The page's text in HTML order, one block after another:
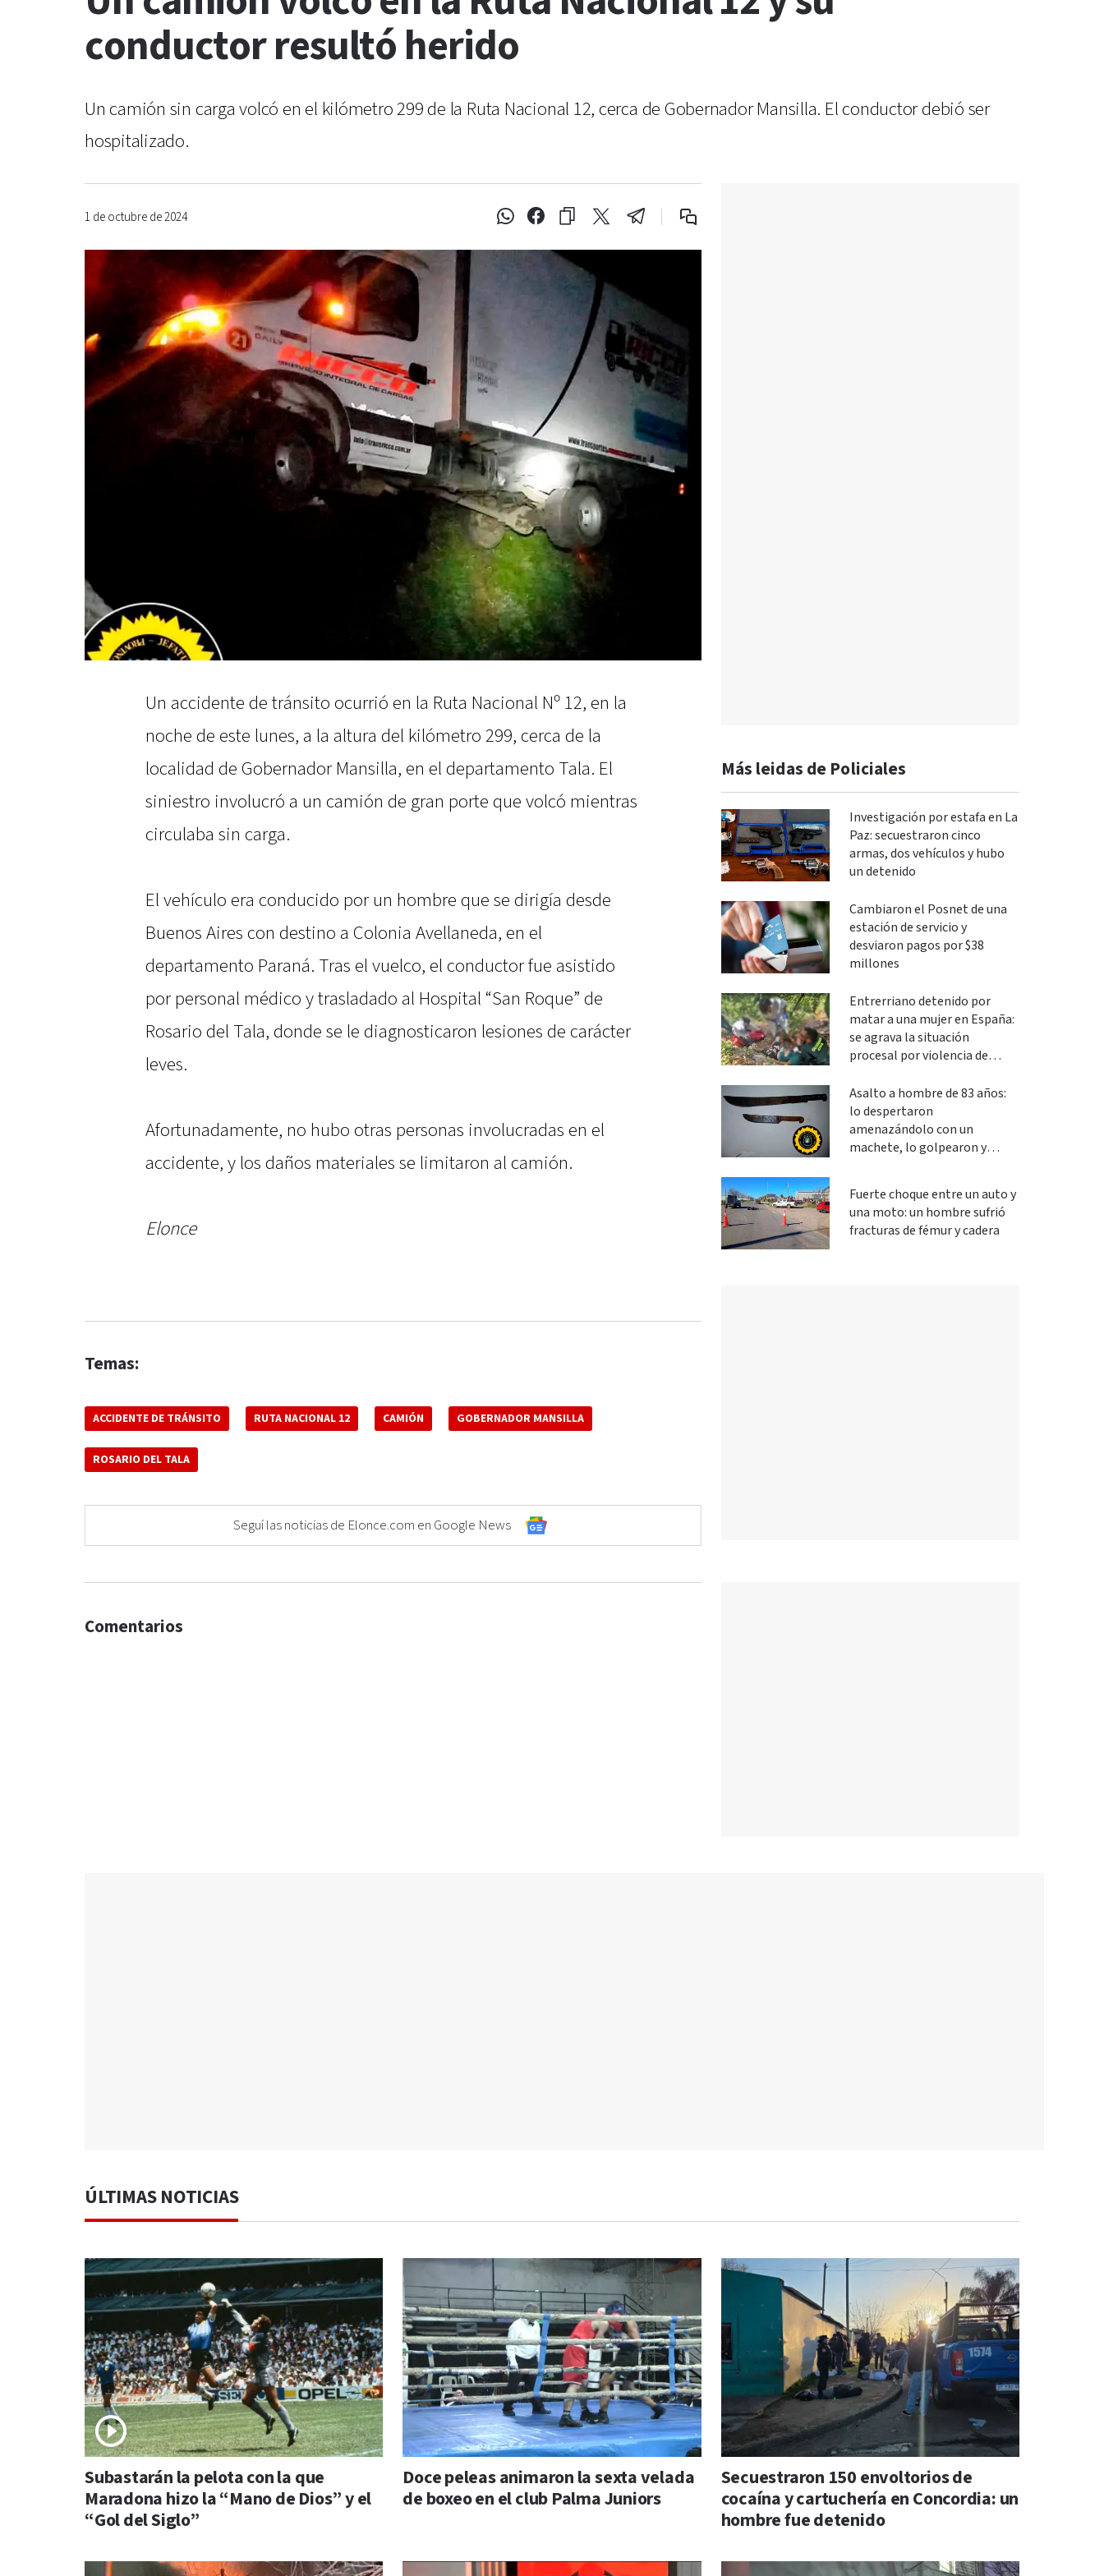
conductor resultó herido
Un camión sin carga volcó en el kilómetro 299 de la Ruta Nacional 12, cerca de Gobernador Mansilla. El conductor debió ser
hospitalizado.
1 de octubre de 2024
Un accidente de tránsito ocurrió en la Ruta Nacional Nº 12, en la
noche de este lunes, a la altura del kilómetro 299, cerca de la
localidad de Gobernador Mansilla, en el departamento Tala. El
siniestro involucró a un camión de gran porte que volcó mientras
circulaba sin carga.
El vehículo era conducido por un hombre que se dirigía desde
Buenos Aires con destino a Colonia Avellaneda, en el
departamento Paraná. Tras el vuelco, el conductor fue asistido
por personal médico y trasladado al Hospital “San Roque” de
Rosario del Tala, donde se le diagnosticaron lesiones de carácter
leves.
Afortunadamente, no hubo otras personas involucradas en el
accidente, y los daños materiales se limitaron al camión.
Elonce
Temas:
ACCIDENTE DE TRÁNSITO RUTA NACIONAL 12 CAMIÓN GOBERNADOR MANSILLA
ROSARIO DEL TALA
Seguí las noticias de Elonce.com en Google News
Más leidas de Policiales
Investigación por estafa en La
Paz: secuestraron cinco
armas, dos vehículos y hubo
un detenido
Cambiaron el Posnet de una
estación de servicio y
desviaron pagos por $38
millones
Entrerriano detenido por
matar a una mujer en España:
se agrava la situación
procesal por violencia de
Asalto a hombre de 83 años:
lo despertaron
amenazándolo con un
machete, lo golpearon y
Fuerte choque entre un auto y
una moto: un hombre sufrió
fracturas de fémur y cadera
Comentarios
ÚLTIMAS NOTICIAS
Subastarán la pelota con la que
Maradona hizo la “Mano de Dios” y el
“Gol del Siglo”
Doce peleas animaron la sexta velada
de boxeo en el club Palma Juniors
Secuestraron 150 envoltorios de
cocaína y cartuchería en Concordia: un
hombre fue detenido